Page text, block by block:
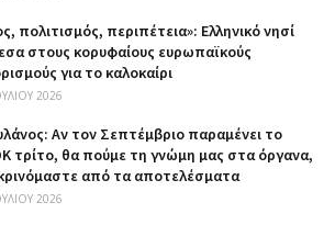
πολιτισμός, περιπέτεια»: Ελληνικό νησί
στους κορυφαίους ευρωπαϊκούς
για το καλοκαίρι
2026
Αν τον Σεπτέμβριο παραμένει το
τρίτο, θα πούμε τη γνώμη μας στα όργανα,
από τα αποτελέσματα
2026